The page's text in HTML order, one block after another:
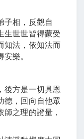
子相，反觀自
生世世皆得蒙受
知法，依知法而
樂。
後方是一切具恩
德，回向自他眾
之理的證量，